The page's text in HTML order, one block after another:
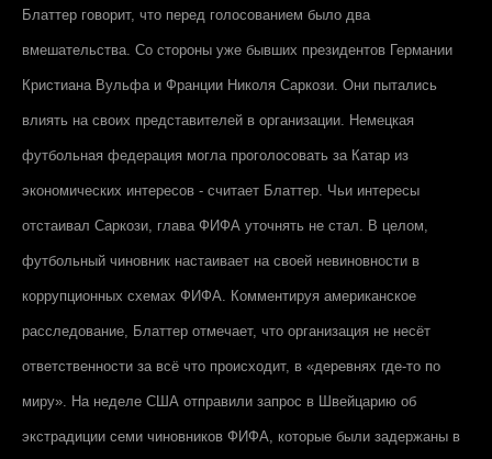
Блаттер говорит, что перед голосованием было два
вмешательства. Со стороны уже бывших президентов Германии
Кристиана Вульфа и Франции Николя Саркози. Они пытались
влиять на своих представителей в организации. Немецкая
футбольная федерация могла проголосовать за Катар из
экономических интересов - считает Блаттер. Чьи интересы
отстаивал Саркози, глава ФИФА уточнять не стал. В целом,
футбольный чиновник настаивает на своей невиновности в
коррупционных схемах ФИФА. Комментируя американское
расследование, Блаттер отмечает, что организация не несёт
ответственности за всё что происходит, в «деревнях где-то по
миру». На неделе США отправили запрос в Швейцарию об
экстрадиции семи чиновников ФИФА, которые были задержаны в